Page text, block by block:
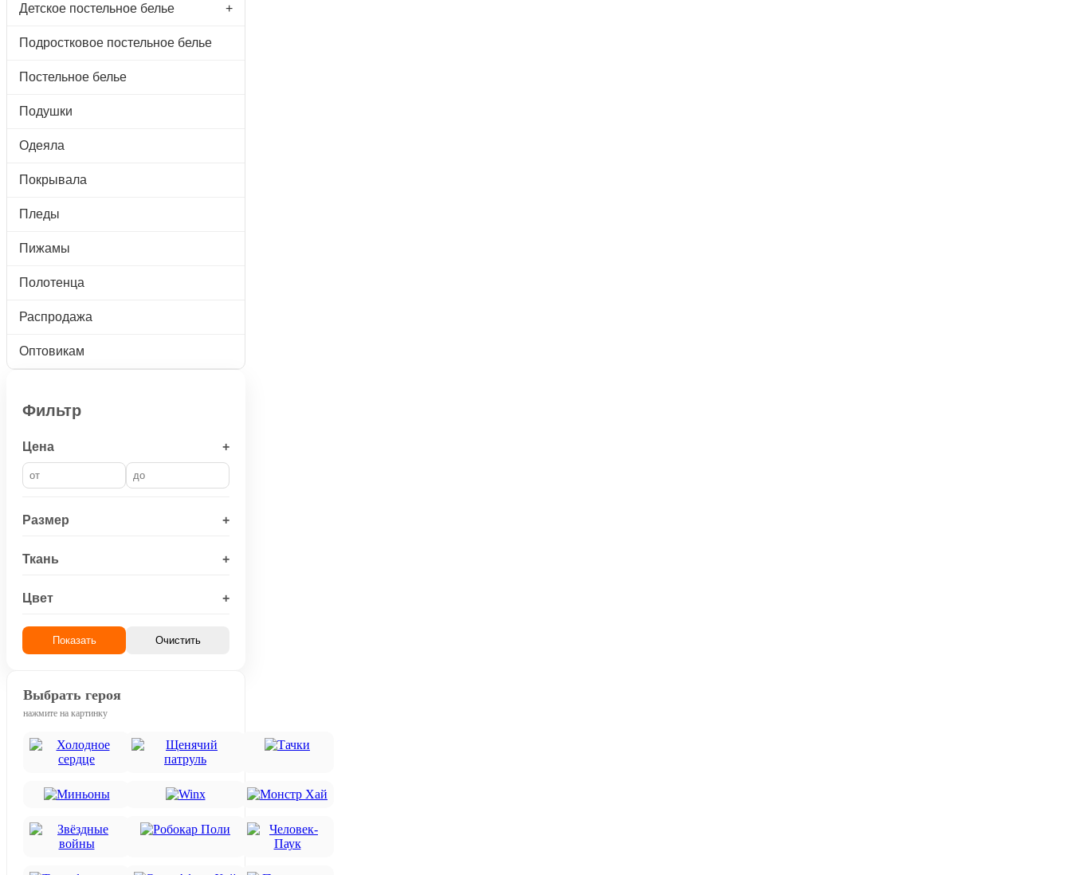
Детское постельное белье +
Подростковое постельное белье
Постельное белье
Подушки
Одеяла
Покрывала
Пледы
Пижамы
Полотенца
Распродажа
Оптовикам
Фильтр
Цена +
Размер +
Ткань +
Цвет +
Показать Очистить
Выбрать героя
нажмите на картинку